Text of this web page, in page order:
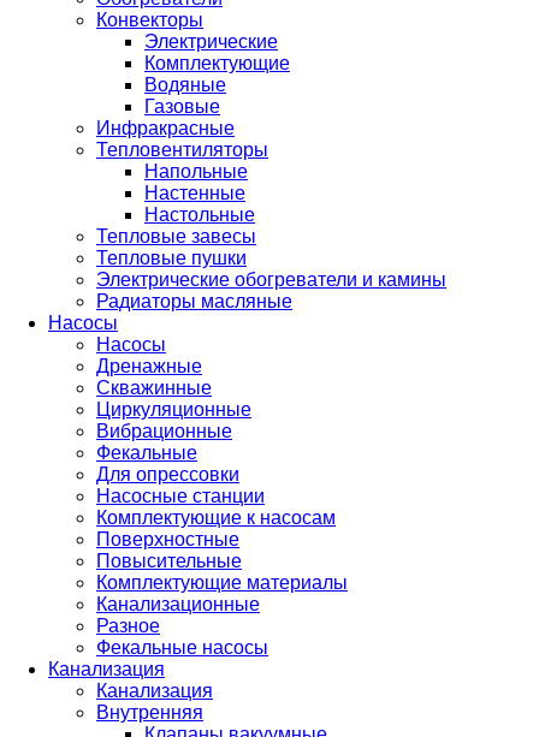
Конвекторы
Электрические
Комплектующие
Водяные
Газовые
Инфракрасные
Тепловентиляторы
Напольные
Настенные
Настольные
Тепловые завесы
Тепловые пушки
Электрические обогреватели и камины
Радиаторы масляные
Насосы
Насосы
Дренажные
Скважинные
Циркуляционные
Вибрационные
Фекальные
Для опрессовки
Насосные станции
Комплектующие к насосам
Поверхностные
Повысительные
Комплектующие материалы
Канализационные
Разное
Фекальные насосы
Канализация
Канализация
Внутренняя